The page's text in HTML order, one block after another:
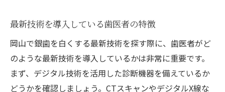
最新技術を導入している歯医者の特徴
岡山で銀歯を白くする最新技術を探す際に、歯医者がど
のような最新技術を導入しているかは非常に重要です。
まず、デジタル技術を活用した診断機器を備えているか
どうかを確認しましょう。CTスキャンやデジタルX線な